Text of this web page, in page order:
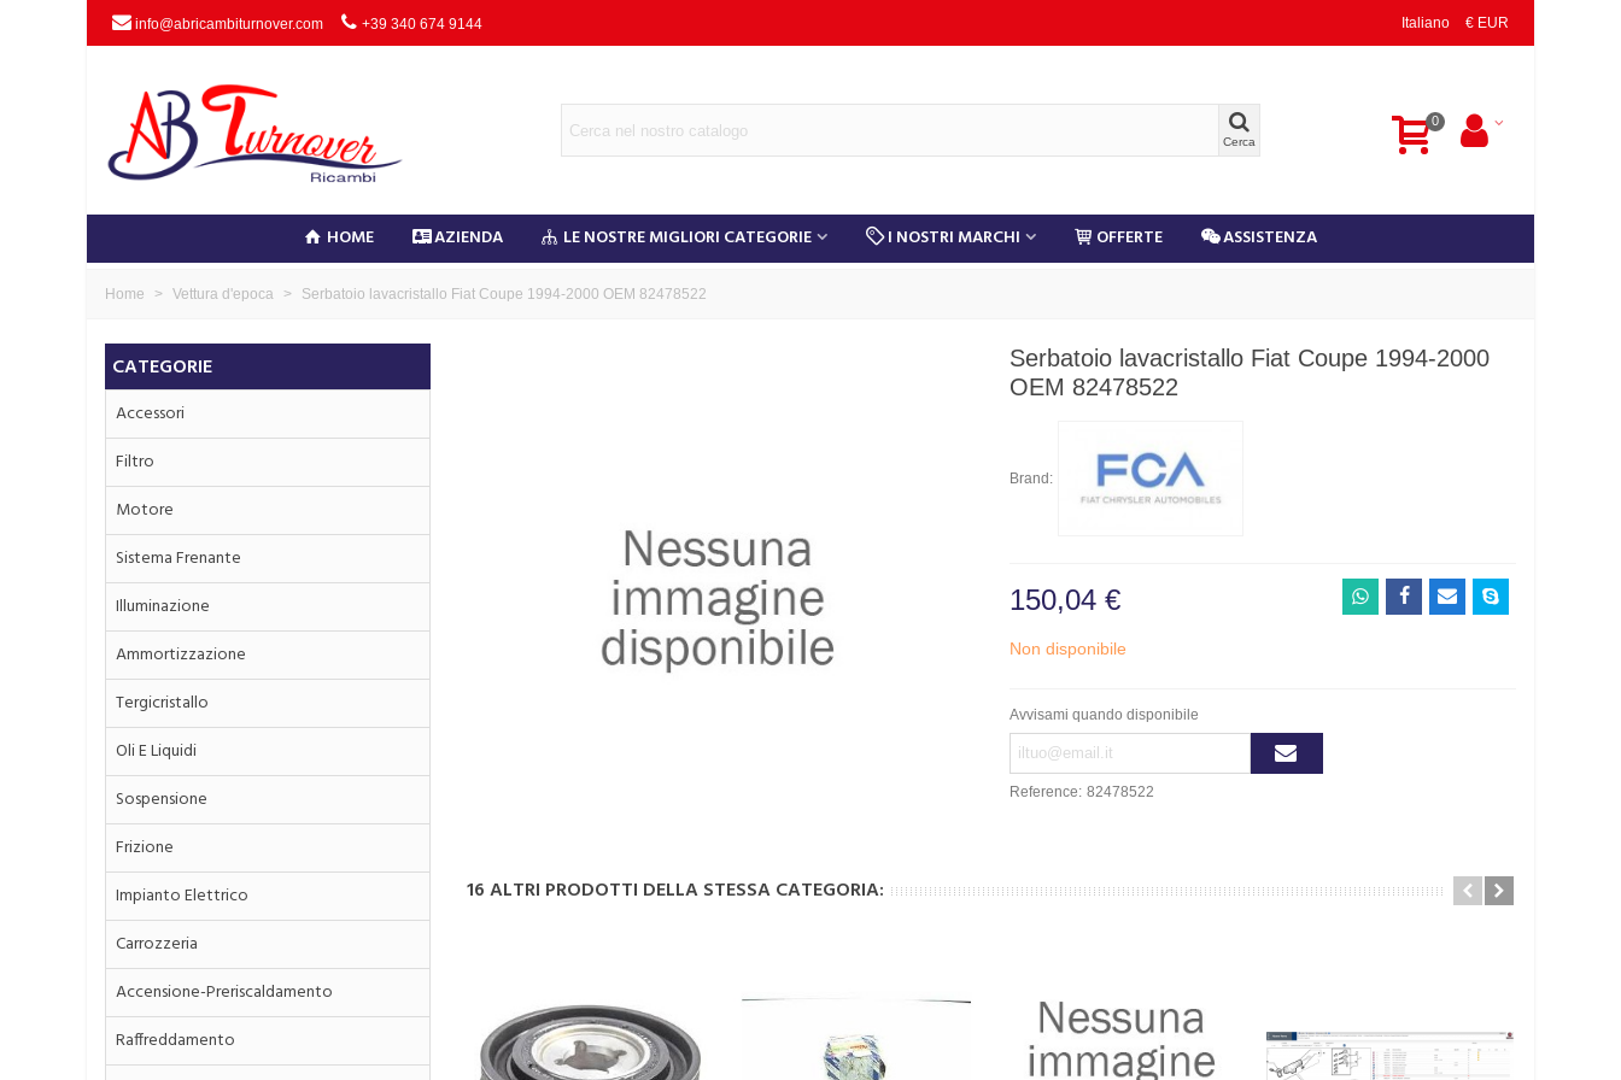
info@abricambiturnover.com +39 340 674 9144 Italiano € EUR
Cerca
0
HOME AZIENDA LE NOSTRE MIGLIORI CATEGORIE I NOSTRI MARCHI OFFERTE ASSISTENZA
Home > Vettura d'epoca > Serbatoio lavacristallo Fiat Coupe 1994-2000 OEM 82478522
CATEGORIE
Accessori
Filtro
Motore
Sistema Frenante
Illuminazione
Ammortizzazione
Tergicristallo
Oli E Liquidi
Sospensione
Frizione
Impianto Elettrico
Carrozzeria
Accensione-Preriscaldamento
Raffreddamento
Serbatoio lavacristallo Fiat Coupe 1994-2000
OEM 82478522
Brand:
150,04 €
Non disponibile
Avvisami quando disponibile
Reference: 82478522
16 ALTRI PRODOTTI DELLA STESSA CATEGORIA: